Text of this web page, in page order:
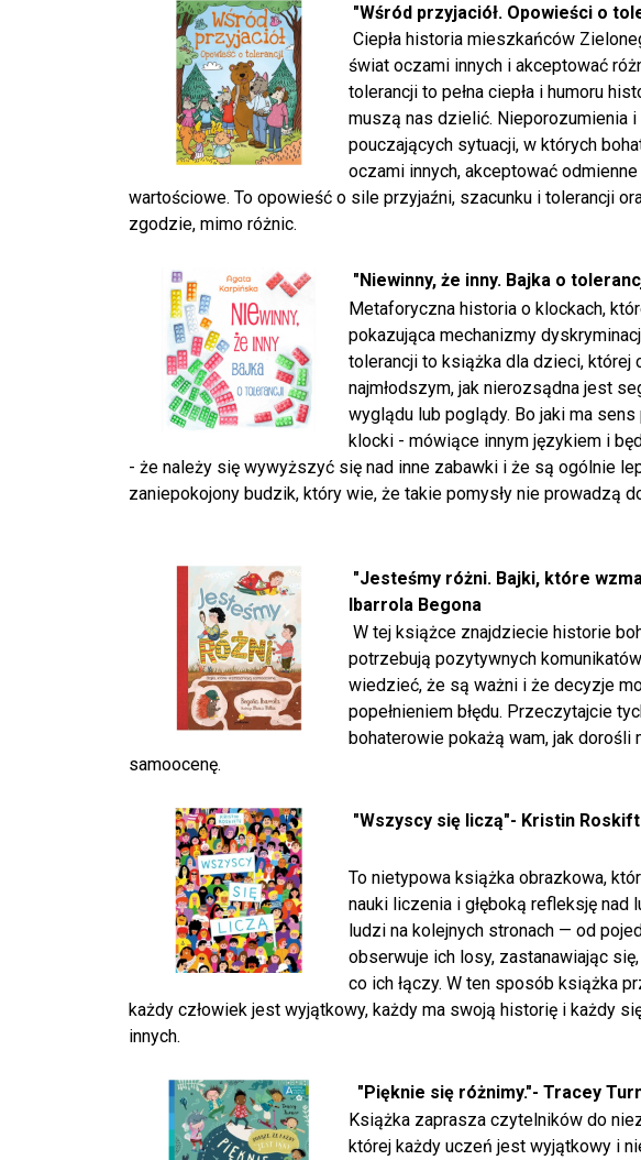
"Wśród przyjaciół. Opowieści o
Ciepła historia mieszkańców
świat oczami innych i akceptować
tolerancji to pełna ciepła i humoru
muszą nas dzielić. Nieporozumienia
pouczających sytuacji, w których
oczami innych, akceptować
wartościowe. To opowieść o sile przyjaźni, szacunku i tolerancji
zgodzie, mimo różnic.
"Niewinny, że inny. Bajka o
Metaforyczna historia o klockach,
pokazująca mechanizmy
tolerancji to książka dla dzieci, której
najmłodszym, jak nierozsądna jest
wyglądu lub poglądy. Bo jaki ma
klocki - mówiące innym językiem i
- że należy się wywyższyć się nad inne zabawki i że są ogólnie
zaniepokojony budzik, który wie, że takie pomysły nie prowadzą
"Jesteśmy różni. Bajki, które
Ibarrola Begona
W tej książce znajdziecie historie
potrzebują pozytywnych
wiedzieć, że są ważni i że decyzje
popełnieniem błędu. Przeczytajcie
bohaterowie pokażą wam, jak
samoocenę.
"Wszyscy się liczą"- Kristin
To nietypowa książka obrazkowa,
nauki liczenia i głęboką refleksję
ludzi na kolejnych stronach — od
obserwuje ich losy, zastanawiając
co ich łączy. W ten sposób książka
każdy człowiek jest wyjątkowy, każdy ma swoją historię i każdy
innych.
"Pięknie się różnimy."- Tracey
Książka zaprasza czytelników do
której każdy uczeń jest wyjątkowy i